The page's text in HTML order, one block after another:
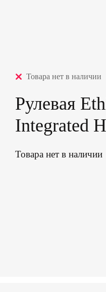
Товара нет в наличии
Рулевая
Integrated
Товара нет в наличии